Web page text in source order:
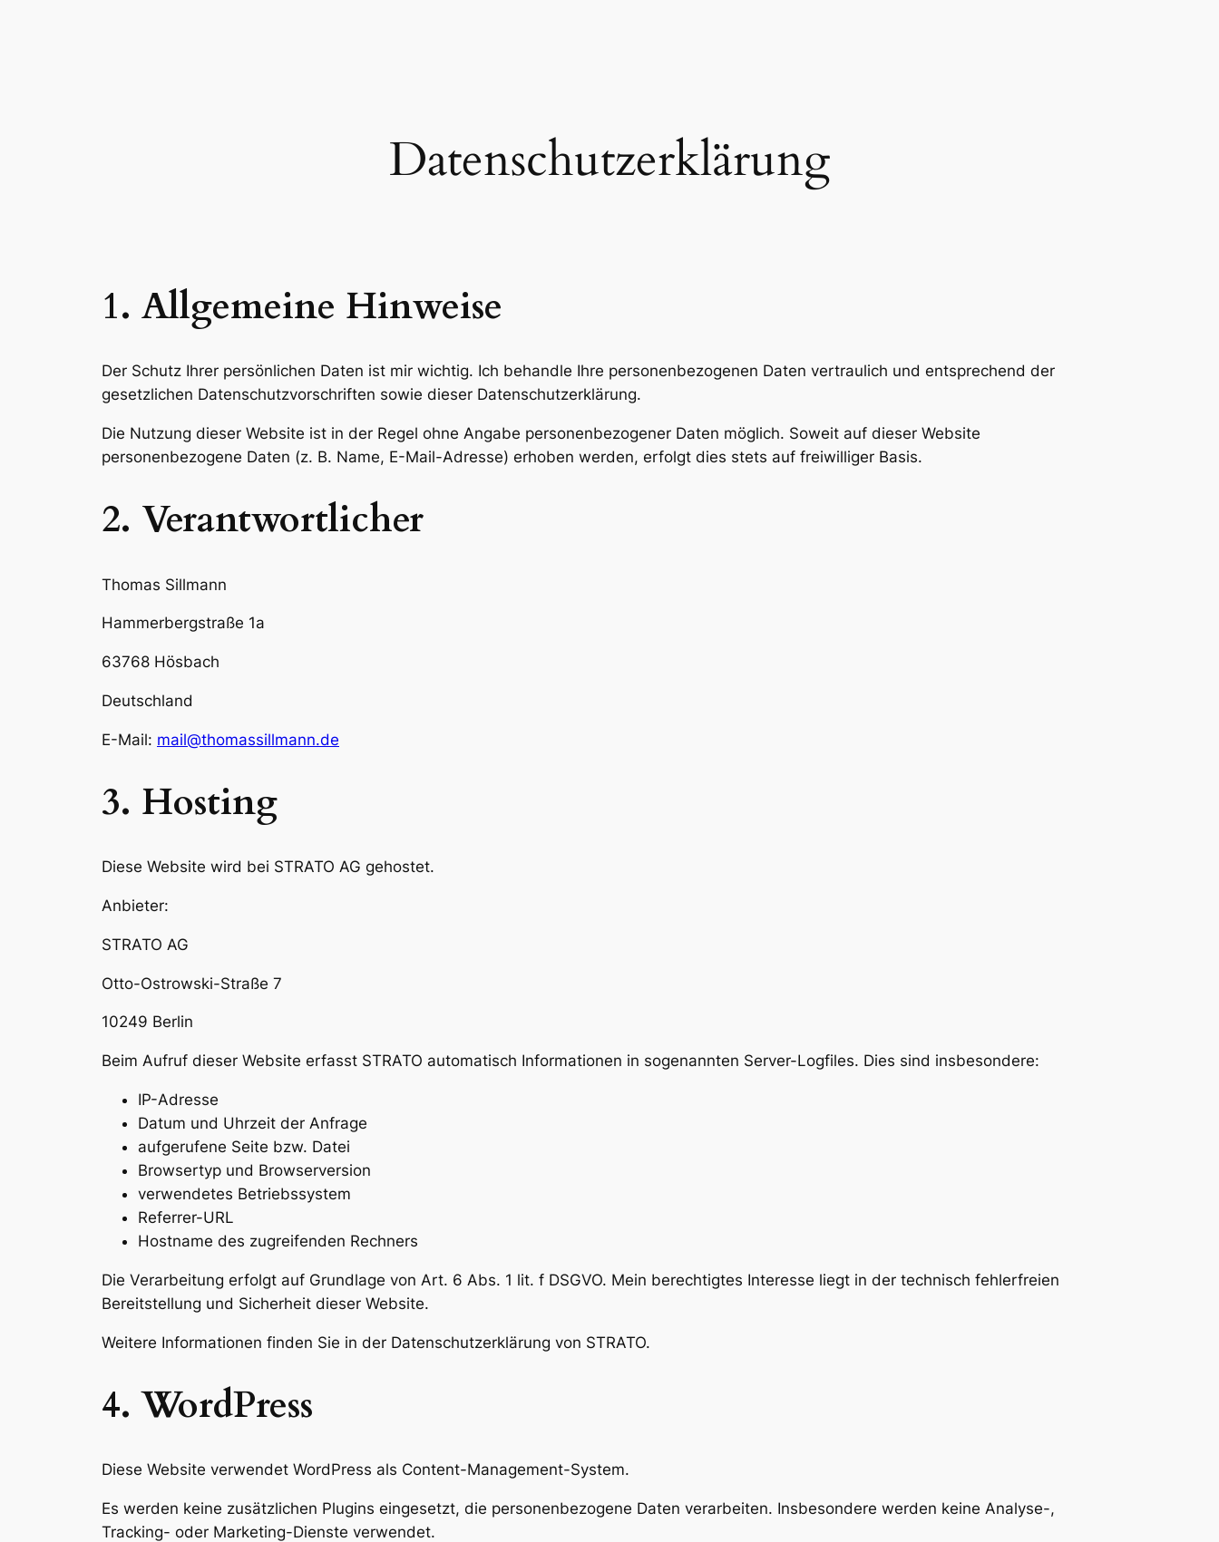
Datenschutzerklärung
1. Allgemeine Hinweise
Der Schutz Ihrer persönlichen Daten ist mir wichtig. Ich behandle Ihre personenbezogenen Daten vertraulich und entsprechend der
gesetzlichen Datenschutzvorschriften sowie dieser Datenschutzerklärung.
Die Nutzung dieser Website ist in der Regel ohne Angabe personenbezogener Daten möglich. Soweit auf dieser Website
personenbezogene Daten (z. B. Name, E-Mail-Adresse) erhoben werden, erfolgt dies stets auf freiwilliger Basis.
2. Verantwortlicher
Thomas Sillmann
Hammerbergstraße 1a
63768 Hösbach
Deutschland
E-Mail: mail@thomassillmann.de
3. Hosting
Diese Website wird bei STRATO AG gehostet.
Anbieter:
STRATO AG
Otto-Ostrowski-Straße 7
10249 Berlin
Beim Aufruf dieser Website erfasst STRATO automatisch Informationen in sogenannten Server-Logfiles. Dies sind insbesondere:
IP-Adresse
Datum und Uhrzeit der Anfrage
aufgerufene Seite bzw. Datei
Browsertyp und Browserversion
verwendetes Betriebssystem
Referrer-URL
Hostname des zugreifenden Rechners
Die Verarbeitung erfolgt auf Grundlage von Art. 6 Abs. 1 lit. f DSGVO. Mein berechtigtes Interesse liegt in der technisch fehlerfreien
Bereitstellung und Sicherheit dieser Website.
Weitere Informationen finden Sie in der Datenschutzerklärung von STRATO.
4. WordPress
Diese Website verwendet WordPress als Content-Management-System.
Es werden keine zusätzlichen Plugins eingesetzt, die personenbezogene Daten verarbeiten. Insbesondere werden keine Analyse-,
Tracking- oder Marketing-Dienste verwendet.